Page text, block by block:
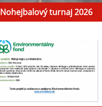
Nohejbalový turnaj 2026